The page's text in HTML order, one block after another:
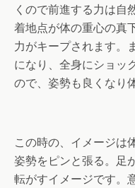
くので前進する力は自
着地点が体の重心の真
力がキープされます。
になり、全身にショッ
ので、姿勢も良くなり
この時の、イメージは
姿勢をピンと張る。足
転がすイメージです。